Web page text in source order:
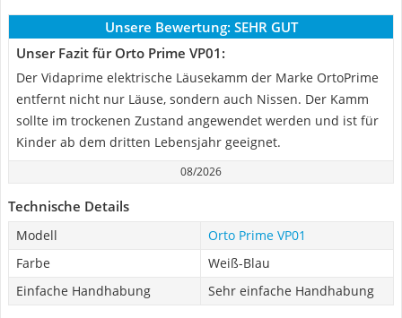
Unsere Bewertung: SEHR GUT
Unser Fazit für Orto Prime VP01:
Der Vidaprime elektrische Läusekamm der Marke OrtoPrime
entfernt nicht nur Läuse, sondern auch Nissen. Der Kamm
sollte im trockenen Zustand angewendet werden und ist für
Kinder ab dem dritten Lebensjahr geeignet.
08/2026
Technische Details
Modell
Orto Prime VP01
Farbe
Weiß-Blau
Einfache Handhabung
Sehr einfache Handhabung